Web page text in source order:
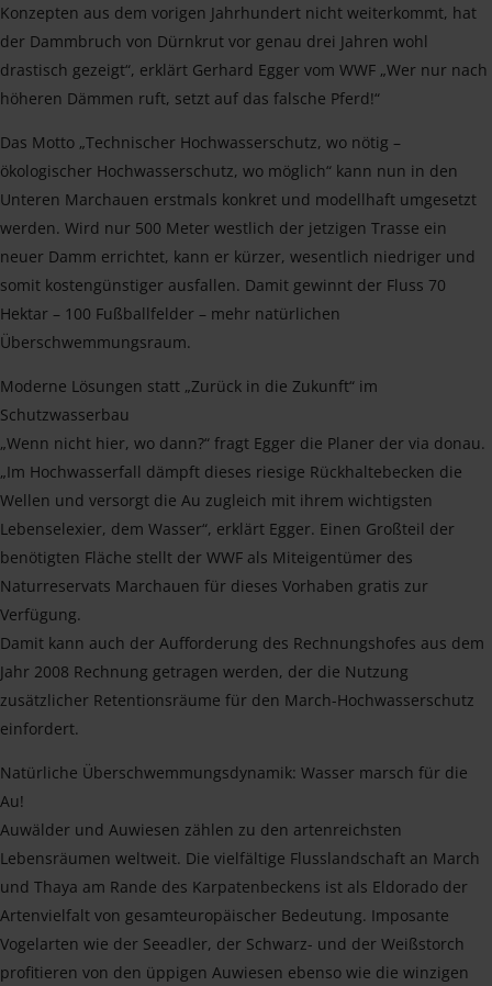
Konzepten aus dem vorigen Jahrhundert nicht weiterkommt, hat
der Dammbruch von Dürnkrut vor genau drei Jahren wohl
drastisch gezeigt“, erklärt Gerhard Egger vom WWF „Wer nur nach
höheren Dämmen ruft, setzt auf das falsche Pferd!“
Das Motto „Technischer Hochwasserschutz, wo nötig –
ökologischer Hochwasserschutz, wo möglich“ kann nun in den
Unteren Marchauen erstmals konkret und modellhaft umgesetzt
werden. Wird nur 500 Meter westlich der jetzigen Trasse ein
neuer Damm errichtet, kann er kürzer, wesentlich niedriger und
somit kostengünstiger ausfallen. Damit gewinnt der Fluss 70
Hektar – 100 Fußballfelder – mehr natürlichen
Überschwemmungsraum.
Moderne Lösungen statt „Zurück in die Zukunft“ im
Schutzwasserbau
„Wenn nicht hier, wo dann?“ fragt Egger die Planer der via donau.
„Im Hochwasserfall dämpft dieses riesige Rückhaltebecken die
Wellen und versorgt die Au zugleich mit ihrem wichtigsten
Lebenselexier, dem Wasser“, erklärt Egger. Einen Großteil der
benötigten Fläche stellt der WWF als Miteigentümer des
Naturreservats Marchauen für dieses Vorhaben gratis zur
Verfügung.
Damit kann auch der Aufforderung des Rechnungshofes aus dem
Jahr 2008 Rechnung getragen werden, der die Nutzung
zusätzlicher Retentionsräume für den March-Hochwasserschutz
einfordert.
Natürliche Überschwemmungsdynamik: Wasser marsch für die
Au!
Auwälder und Auwiesen zählen zu den artenreichsten
Lebensräumen weltweit. Die vielfältige Flusslandschaft an March
und Thaya am Rande des Karpatenbeckens ist als Eldorado der
Artenvielfalt von gesamteuropäischer Bedeutung. Imposante
Vogelarten wie der Seeadler, der Schwarz- und der Weißstorch
profitieren von den üppigen Auwiesen ebenso wie die winzigen